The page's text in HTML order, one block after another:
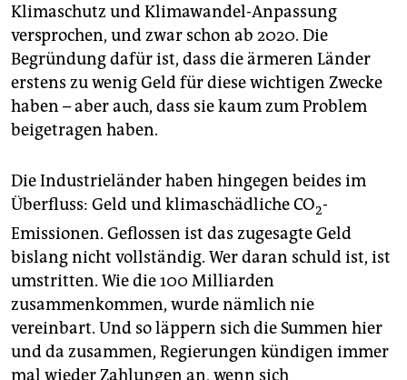
Klimaschutz und Klimawandel-Anpassung
versprochen, und zwar schon ab 2020. Die
Begründung dafür ist, dass die ärmeren Länder
erstens zu wenig Geld für diese wichtigen Zwecke
haben – aber auch, dass sie kaum zum Problem
beigetragen haben.
Die Industrieländer haben hingegen beides im
Überfluss: Geld und klimaschädliche CO2-
Emissionen. Geflossen ist das zugesagte Geld
bislang nicht vollständig. Wer daran schuld ist, ist
umstritten. Wie die 100 Milliarden
zusammenkommen, wurde nämlich nie
vereinbart. Und so läppern sich die Summen hier
und da zusammen, Regierungen kündigen immer
mal wieder Zahlungen an, wenn sich